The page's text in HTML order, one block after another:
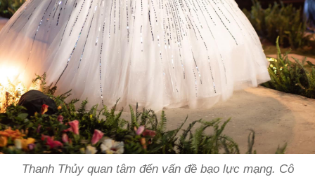
Thanh Thủy quan tâm đến vấn đề bạo lực mạng. Cô